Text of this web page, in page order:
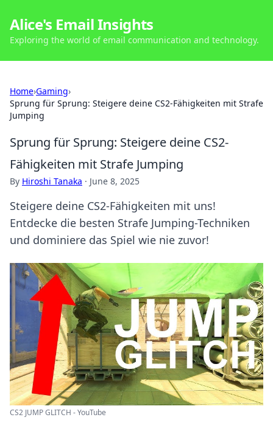
Alice's Email Insights
Exploring the world of email communication and technology.
Home›Gaming›
Sprung für Sprung: Steigere deine CS2-Fähigkeiten mit Strafe
Jumping
Sprung für Sprung: Steigere deine CS2-
Fähigkeiten mit Strafe Jumping
By Hiroshi Tanaka · June 8, 2025
Steigere deine CS2-Fähigkeiten mit uns!
Entdecke die besten Strafe Jumping-Techniken
und dominiere das Spiel wie nie zuvor!
CS2 JUMP GLITCH - YouTube